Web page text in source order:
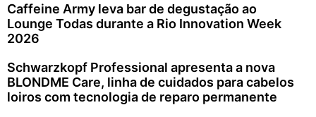
Caffeine Army leva bar de degustação ao
Lounge Todas durante a Rio Innovation Week
2026
Schwarzkopf Professional apresenta a nova
BLONDME Care, linha de cuidados para cabelos
loiros com tecnologia de reparo permanente